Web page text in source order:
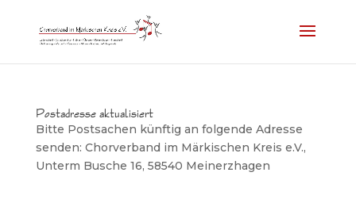
Postadresse aktualisiert
Bitte Postsachen künftig an folgende Adresse
senden: Chorverband im Märkischen Kreis e.V.,
Unterm Busche 16, 58540 Meinerzhagen